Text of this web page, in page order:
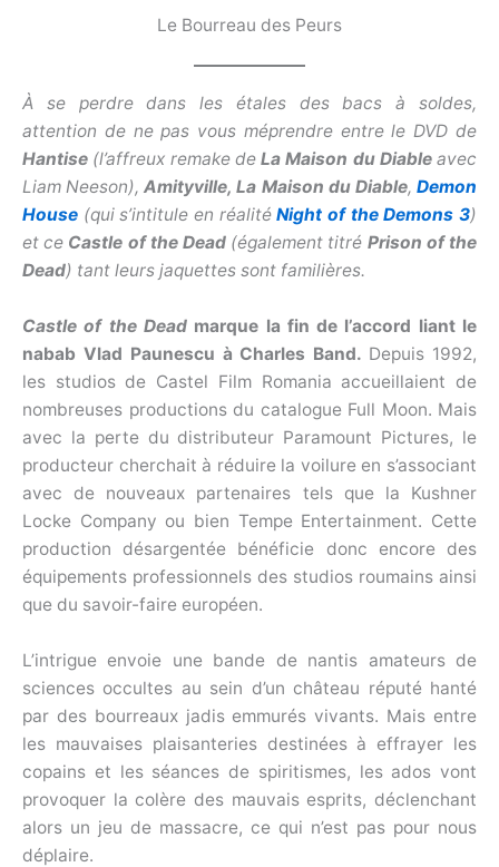
Le Bourreau des Peurs
À se perdre dans les étales des bacs à soldes,
attention de ne pas vous méprendre entre le DVD de
Hantise (l’affreux remake de La Maison du Diableavec
Liam Neeson),Amityville, La Maison du Diable,Demon
House (qui s’intitule en réalitéNight of the Demons 3)
et ce Castle of the Dead (également titré Prison of the
Dead) tant leurs jaquettes sont familières.
Castle of the Dead marque la fin de l’accord liant le
nabab Vlad Paunescu à Charles Band. Depuis 1992,
les studios de Castel Film Romania accueillaient de
nombreuses productions du catalogue Full Moon. Mais
avec la perte du distributeur Paramount Pictures, le
producteur cherchait à réduire la voilure en s’associant
avec de nouveaux partenaires tels que la Kushner
Locke Company ou bien Tempe Entertainment. Cette
production désargentée bénéficie donc encore des
équipements professionnels des studios roumains ainsi
que du savoir-faire européen.
L’intrigue envoie une bande de nantis amateurs de
sciences occultes au sein d’un château réputé hanté
par des bourreaux jadis emmurés vivants. Mais entre
les mauvaises plaisanteries destinées à effrayer les
copains et les séances de spiritismes, les ados vont
provoquer la colère des mauvais esprits, déclenchant
alors un jeu de massacre, ce qui n’est pas pour nous
déplaire.